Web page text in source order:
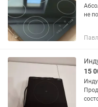
не
15
Продам